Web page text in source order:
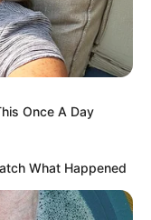
Once A Day
What Happened